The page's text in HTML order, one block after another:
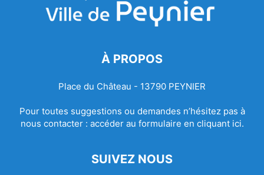
À PROPOS
Place du Château - 13790 PEYNIER
Pour toutes suggestions ou demandes n’hésitez pas à
nous contacter : accéder au formulaire en cliquant ici.
SUIVEZ NOUS